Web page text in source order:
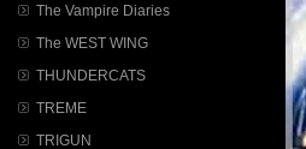
The Vampire Diaries
The WEST WING
THUNDERCATS
TREME
TRIGUN